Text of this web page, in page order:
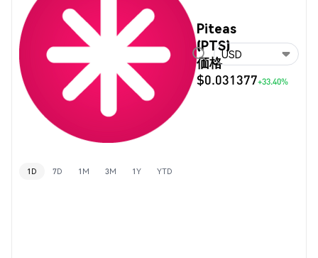
Piteas
(PTS)
価格
$0.031377+33.40%
USD
1D 7D 1M 3M 1Y YTD